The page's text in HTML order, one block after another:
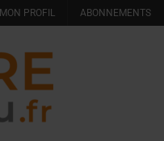
MON PROFIL ABONNEMENTS